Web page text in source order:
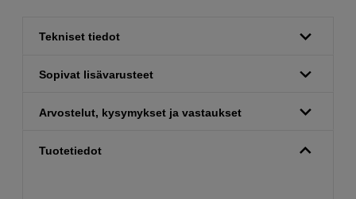
Tekniset tiedot
Sopivat lisävarusteet
Arvostelut, kysymykset ja vastaukset
Tuotetiedot